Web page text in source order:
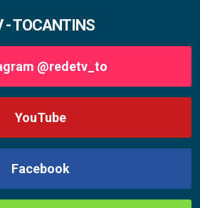
TOCANTINS
@redetv_to
YouTube
Facebook